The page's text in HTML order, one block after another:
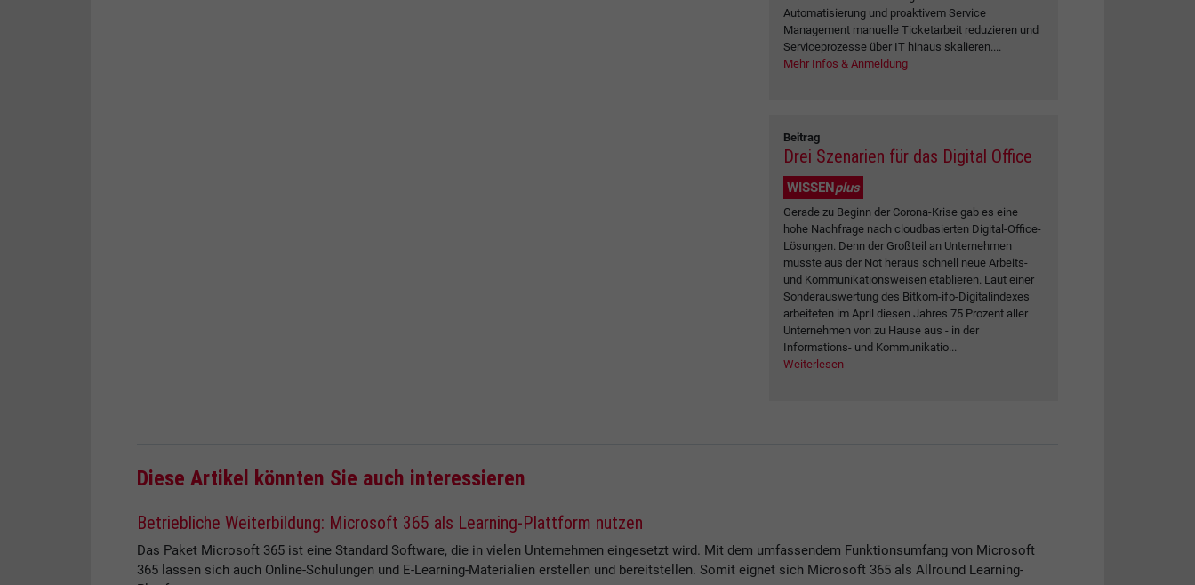
Automatisierung und proaktivem Service
Management manuelle Ticketarbeit reduzieren und
Serviceprozesse über IT hinaus skalieren....
Mehr Infos & Anmeldung
Beitrag
Drei Szenarien für das Digital Office
WISSENplus
Gerade zu Beginn der Corona-Krise gab es eine
hohe Nachfrage nach cloudbasierten Digital-Office-
Lösungen. Denn der Großteil an Unternehmen
musste aus der Not heraus schnell neue Arbeits-
und Kommunikationsweisen etablieren. Laut einer
Sonderauswertung des Bitkom-ifo-Digitalindexes
arbeiteten im April diesen Jahres 75 Prozent aller
Unternehmen von zu Hause aus - in der
Informations- und Kommunikatio...
Weiterlesen
Diese Artikel könnten Sie auch interessieren
Betriebliche Weiterbildung: Microsoft 365 als Learning-Plattform nutzen
Das Paket Microsoft 365 ist eine Standard Software, die in vielen Unternehmen eingesetzt wird. Mit dem umfassendem Funktionsumfang von Microsoft
365 lassen sich auch Online-Schulungen und E-Learning-Materialien erstellen und bereitstellen. Somit eignet sich Microsoft 365 als Allround Learning-